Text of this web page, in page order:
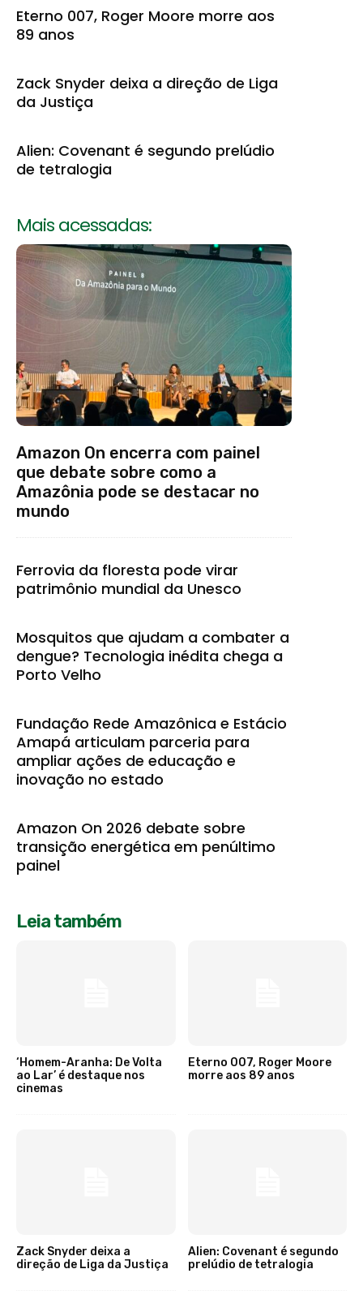
Eterno 007, Roger Moore morre aos
89 anos
Zack Snyder deixa a direção de Liga
da Justiça
Alien: Covenant é segundo prelúdio
de tetralogia
Mais acessadas:
Amazon On encerra com painel
que debate sobre como a
Amazônia pode se destacar no
mundo
Ferrovia da floresta pode virar
patrimônio mundial da Unesco
Mosquitos que ajudam a combater a
dengue? Tecnologia inédita chega a
Porto Velho
Fundação Rede Amazônica e Estácio
Amapá articulam parceria para
ampliar ações de educação e
inovação no estado
Amazon On 2026 debate sobre
transição energética em penúltimo
painel
Leia também
‘Homem-Aranha: De Volta
ao Lar’ é destaque nos
cinemas
Eterno 007, Roger Moore
morre aos 89 anos
Zack Snyder deixa a
direção de Liga da Justiça
Alien: Covenant é segundo
prelúdio de tetralogia